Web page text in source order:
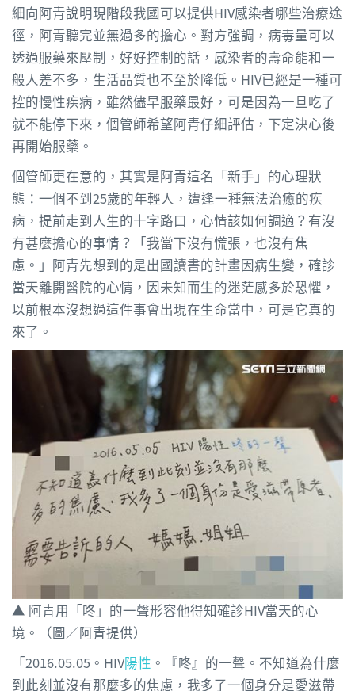
細向阿青說明現階段我國可以提供HIV感染者哪些治療途
徑，阿青聽完並無過多的擔心。對方強調，病毒量可以
透過服藥來壓制，好好控制的話，感染者的壽命能和一
般人差不多，生活品質也不至於降低。HIV已經是一種可
控的慢性疾病，雖然儘早服藥最好，可是因為一旦吃了
就不能停下來，個管師希望阿青仔細評估，下定決心後
再開始服藥。
個管師更在意的，其實是阿青這名「新手」的心理狀
態：一個不到25歲的年輕人，遭逢一種無法治癒的疾
病，提前走到人生的十字路口，心情該如何調適？有沒
有甚麼擔心的事情？「我當下沒有慌張，也沒有焦
慮。」阿青先想到的是出國讀書的計畫因病生變，確診
當天離開醫院的心情，因未知而生的迷茫感多於恐懼，
以前根本沒想過這件事會出現在生命當中，可是它真的
來了。
▲ 阿青用「咚」的一聲形容他得知確診HIV當天的心
境。（圖／阿青提供）
「2016.05.05。HIV陽性 。『咚』的一聲。不知道為什麼
到此刻並沒有那麼多的焦慮，我多了一個身分是愛滋帶